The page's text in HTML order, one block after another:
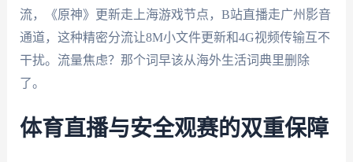
流，《原神》更新走上海游戏节点，B站直播走广州影音
通道，这种精密分流让8M小文件更新和4G视频传输互不
干扰。流量焦虑？那个词早该从海外生活词典里删除
了。
体育直播与安全观赛的双重保障